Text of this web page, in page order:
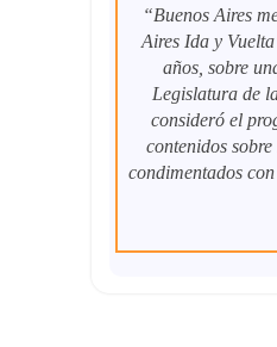
“Buenos Aires
Aires Ida y
años, sobre
Legislatura de
consideró el
contenidos
condimentados